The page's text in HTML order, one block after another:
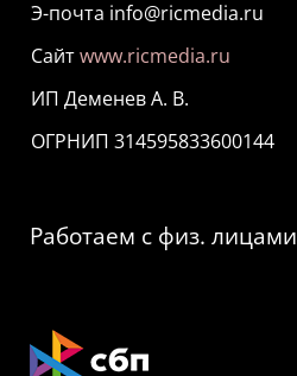
Э-почта info@ricmedia.ru
Сайтwww.ricmedia.ru
ИП Деменев А. В.
ОГРНИП 314595833600144
Работаем с физ. лицами